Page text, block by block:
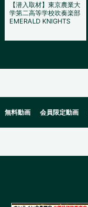
【潜入取材】東京農業大
学第二高等学校吹奏楽部
EMERALD KNIGHTS
無料動画 会員限定動画